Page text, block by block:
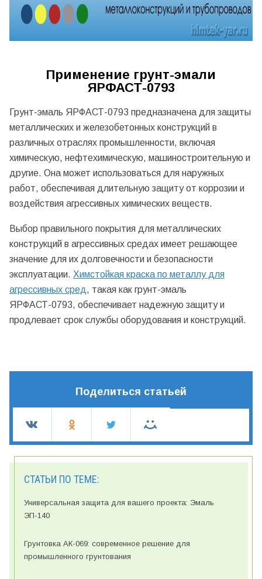
Применение грунт-эмали
ЯРФАСТ-0793
Грунт-эмаль ЯРФАСТ-0793 предназначена для защиты
металлических и железобетонных конструкций в
различных отраслях промышленности, включая
химическую, нефтехимическую, машиностроительную и
другие. Она может использоваться для наружных
работ, обеспечивая длительную защиту от коррозии и
воздействия агрессивных химических веществ.
Выбор правильного покрытия для металлических
конструкций в агрессивных средах имеет решающее
значение для их долговечности и безопасности
эксплуатации. Химстойкая краска по металлу для
агрессивных сред, такая как грунт-эмаль
ЯРФАСТ-0793, обеспечивает надежную защиту и
продлевает срок службы оборудования и конструкций.
Поделиться статьей
СТАТЬИ ПО ТЕМЕ:
Универсальная защита для вашего проекта: Эмаль
ЭП-140
Грунтовка АК-069: современное решение для
промышленного грунтования